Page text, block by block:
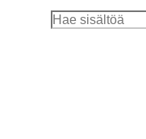
Search